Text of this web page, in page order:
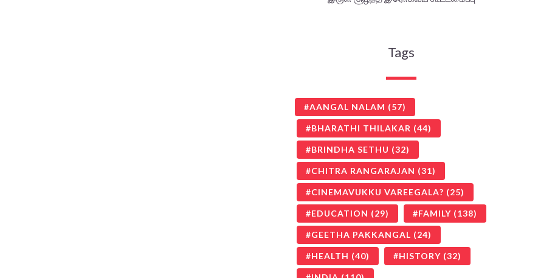
Tags
AANGAL NALAM (57)
BHARATHI THILAKAR (44)
BRINDHA SETHU (32)
CHITRA RANGARAJAN (31)
CINEMAVUKKU VAREEGALA? (25)
EDUCATION (29) FAMILY (138)
GEETHA PAKKANGAL (24)
HEALTH (40) HISTORY (32)